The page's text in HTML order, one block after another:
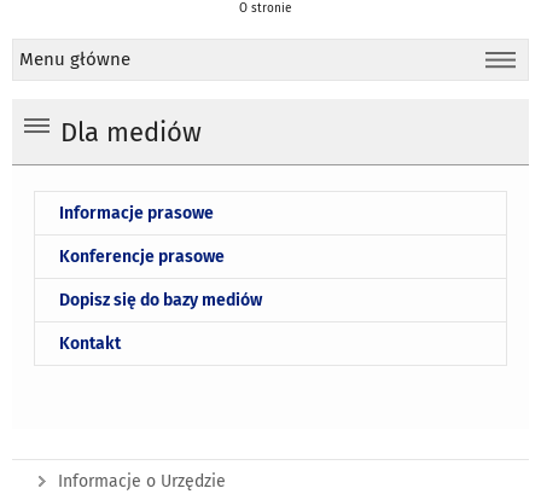
O stronie
Menu główne
Dla mediów
Informacje prasowe
Konferencje prasowe
Dopisz się do bazy mediów
Kontakt
Informacje o Urzędzie